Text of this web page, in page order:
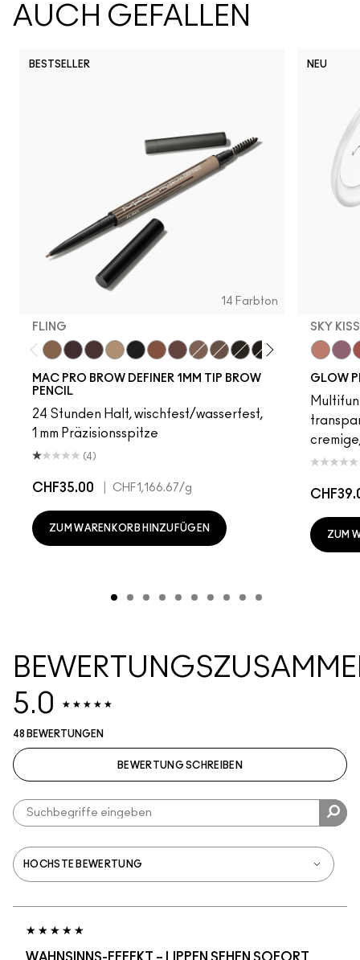
AUCH GEFALLEN
BESTSELLER
14 Farbton
FLING
MAC PRO BROW DEFINER 1MM TIP BROW
PENCIL
24 Stunden Halt, wischfest/wasserfest,
1 mm Präzisionsspitze
(4)
CHF35.00 CHF1,166.67/g
ZUM WARENKORB HINZUFÜGEN
NEU
SKY
GLOW
ZUM
5.0
48 BEWERTUNGEN
BEWERTUNG SCHREIBEN
WAHNSINNS-EFFEKT – LIPPEN SEHEN SOFORT